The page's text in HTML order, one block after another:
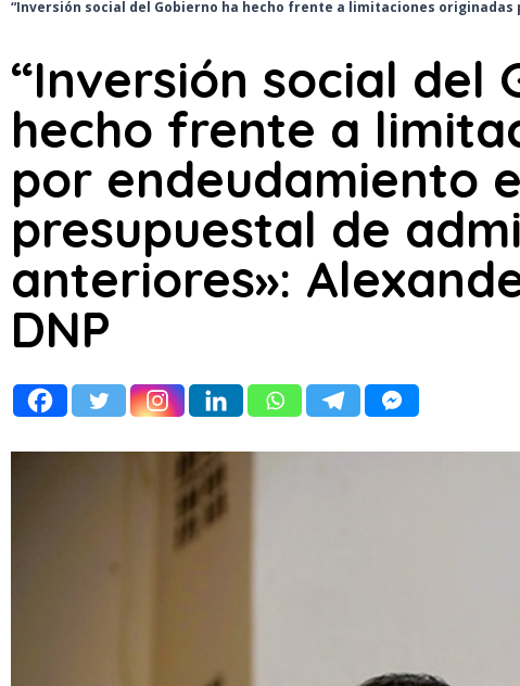
“Inversión social del Gobierno ha hecho frente a limitaciones
“Inversión social del
hecho frente a
por endeudamiento
presupuestal de
anteriores»:
DNP